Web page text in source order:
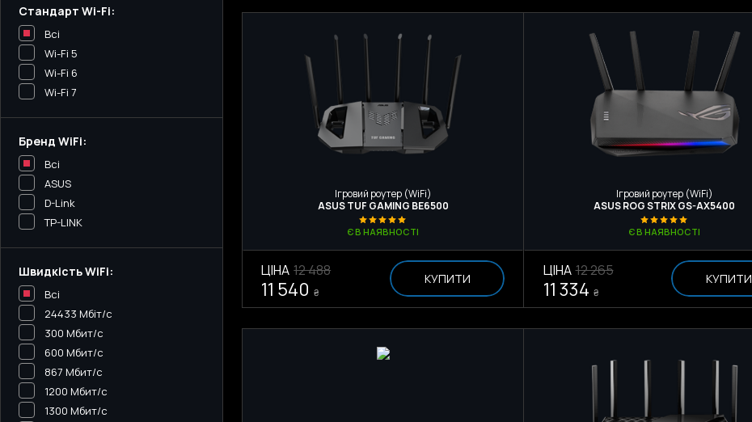
Стандарт Wi-Fi:
Всі
Wi-Fi 5
Wi-Fi 6
Wi-Fi 7
Бренд WiFi:
Всі
ASUS
D-Link
TP-LINK
Швидкість WiFi:
Всі
24433 Мбіт/с
300 Мбит/с
600 Мбит/с
867 Мбит/с
1200 Мбит/с
1300 Мбит/с
Ігровий роутер (WiFi)
ASUS TUF GAMING BE6500
Є В НАЯВНОСТІ
ЦІНА 12 488
11 540 ₴
КУПИТИ
Ігровий роутер (WiFi)
ASUS ROG STRIX GS-AX5400
Є В НАЯВНОСТІ
ЦІНА 12 265
11 334 ₴
КУПИТИ